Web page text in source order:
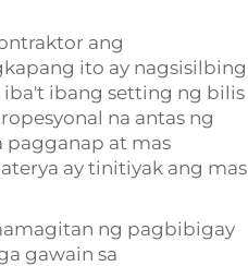
ang
ito ay nagsisilbing
iba't ibang setting ng bilis
na antas ng
pagganap at mas
ay tinitiyak ang mas
ng pagbibigay
gawain sa